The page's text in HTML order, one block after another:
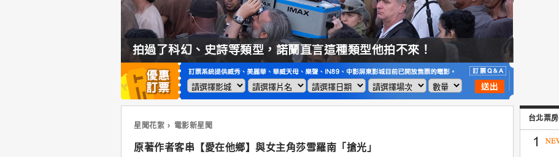
，諾蘭直言這種類型他拍不來！
星聞花絮 電影新星聞
原著作者客串【愛在他鄉】與女主角莎雪羅南「搶光」
台北票房